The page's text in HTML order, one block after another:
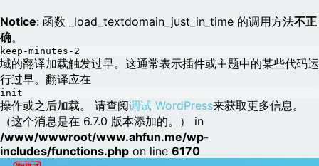
Notice: 函数 _load_textdomain_just_in_time 的调用方法不正
确。
keep-minutes-2
域的翻译加载触发过早。这通常表示插件或主题中的某些代码运
行过早。翻译应在
init
操作或之后加载。 请查阅调试 WordPress来获取更多信息。
（这个消息是在 6.7.0 版本添加的。） in
/www/wwwroot/www.ahfun.me/wp-
includes/functions.php on line 6170